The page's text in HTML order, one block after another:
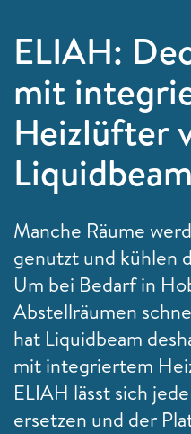
ELIAH:
mit
Heizlüfter
Liquidbeam
Manche Räume
genutzt und kühlen
Um bei Bedarf in
Abstellräumen
hat Liquidbeam
mit integriertem
ELIAH lässt sich
ersetzen und der